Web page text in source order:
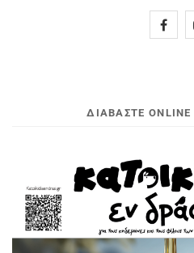
ΔΙΑΒΆΣΤΕ